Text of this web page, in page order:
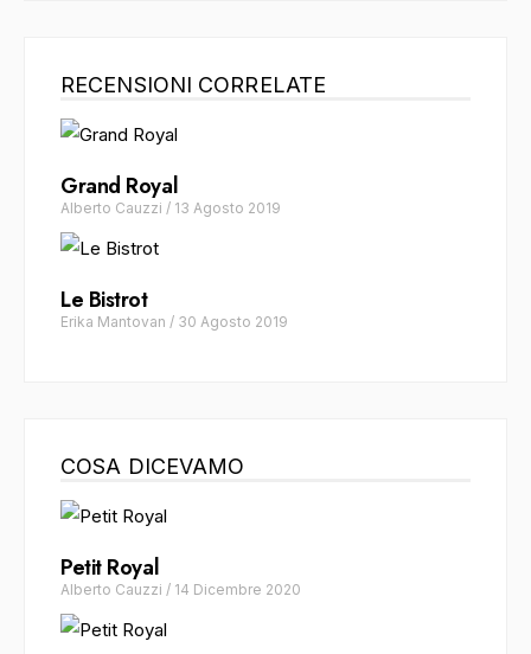
RECENSIONI CORRELATE
Grand Royal
Alberto Cauzzi / 13 Agosto 2019
Le Bistrot
Erika Mantovan / 30 Agosto 2019
COSA DICEVAMO
Petit Royal
Alberto Cauzzi / 14 Dicembre 2020